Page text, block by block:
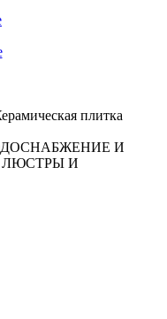
плитка
И
ЛЮСТРЫ И